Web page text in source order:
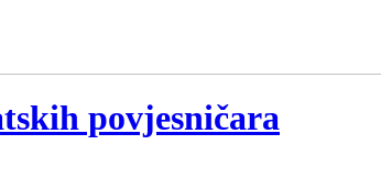
povjesničara